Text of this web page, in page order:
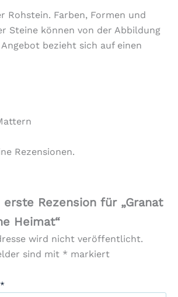
Rohstein. Farben, Formen und
Steine können von der Abbildung
bezieht sich auf einen
Rezensionen.
Rezension für „Granat
Heimat“
wird nicht veröffentlicht.
sind mit * markiert
*